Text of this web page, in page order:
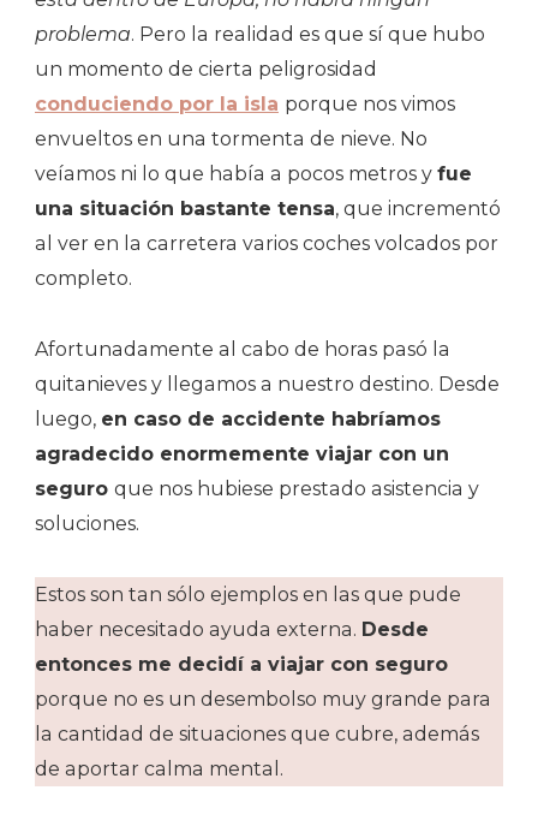
problema. Pero la realidad es que sí que hubo
un momento de cierta peligrosidad
conduciendo por la isla porque nos vimos
envueltos en una tormenta de nieve. No
veíamos ni lo que había a pocos metros y fue
una situación bastante tensa, que incrementó
al ver en la carretera varios coches volcados por
completo.
Afortunadamente al cabo de horas pasó la
quitanieves y llegamos a nuestro destino. Desde
luego, en caso de accidente habríamos
agradecido enormemente viajar con un
seguro que nos hubiese prestado asistencia y
soluciones.
Estos son tan sólo ejemplos en las que pude
haber necesitado ayuda externa. Desde
entonces me decidí a viajar con seguro
porque no es un desembolso muy grande para
la cantidad de situaciones que cubre, además
de aportar calma mental.